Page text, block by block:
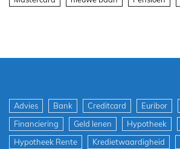
Advies Bank Creditcard Euribor
Financiering
Geld lenen Hypotheek
Hypotheek Rente
Kredietwaardigheid